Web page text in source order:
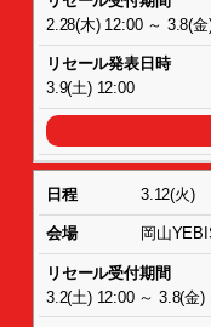
2.28(木) 12:00 ～ 3.8(
3.9(土) 12:00
3.12(火)
岡山
3.2(土) 12:00 ～ 3.8(金)